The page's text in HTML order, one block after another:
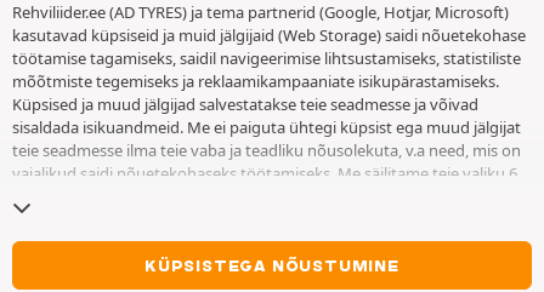
Rehviliider.ee (AD TYRES) ja tema partnerid (Google, Hotjar, Microsoft)
kasutavad küpsiseid ja muid jälgijaid (Web Storage) saidi nõuetekohase
töötamise tagamiseks, saidil navigeerimise lihtsustamiseks, statistiliste
mõõtmiste tegemiseks ja reklaamikampaaniate isikupärastamiseks.
Küpsised ja muud jälgijad salvestatakse teie seadmesse ja võivad
sisaldada isikuandmeid. Me ei paiguta ühtegi küpsist ega muud jälgijat
teie seadmesse ilma teie vaba ja teadliku nõusolekuta, v.a need, mis on
vajalikud saidi nõuetekohaseks töötamiseks. Me säilitame teie valiku 6
muude jälgijate lehele
nõusolekut küpsiste ja muude jälgijate teie seadmesse paigutamiseks.
Keeldumine ei takista juurdepääsu teenustele AD TYRES. Lisateabe
KÜPSISTEGA NÕUSTUMINE